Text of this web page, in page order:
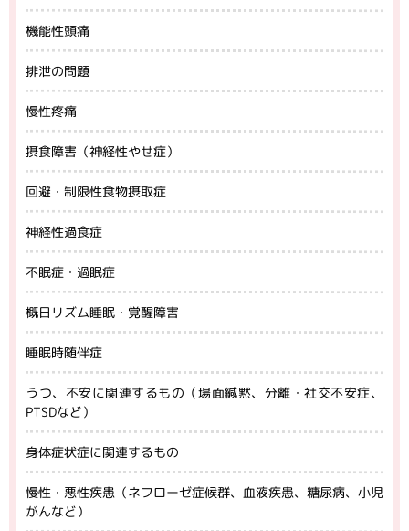
機能性頭痛
排泄の問題
慢性疼痛
摂食障害（神経性やせ症）
回避・制限性食物摂取症
神経性過食症
不眠症・過眠症
概日リズム睡眠・覚醒障害
睡眠時随伴症
うつ、不安に関連するもの（場面緘黙、分離・社交不安症、
PTSDなど）
身体症状症に関連するもの
慢性・悪性疾患（ネフローゼ症候群、血液疾患、糖尿病、小児
がんなど）